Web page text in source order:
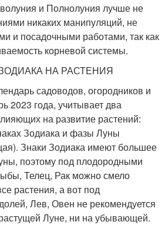
и Полнолуния лучше не
никаких манипуляций, не
и посадочными работами, так как
корневой системы.
НА РАСТЕНИЯ
садоводов, огородников и
2023 года, учитывает два
на развитие растений:
Зодиака и фазы Луны
Знаки Зодиака имеют большее
поэтому под плодородными
Телец, Рак можно смело
растения, а вот под
Лев, Овен не рекомендуется
Луне, ни на убывающей.